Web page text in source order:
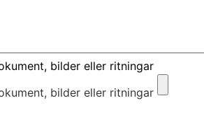
bilder eller ritningar
bilder eller ritningar